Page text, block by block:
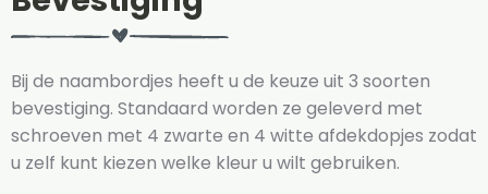
Bij de naambordjes heeft u de keuze uit 3 soorten
bevestiging. Standaard worden ze geleverd met
schroeven met 4 zwarte en 4 witte afdekdopjes zodat
u zelf kunt kiezen welke kleur u wilt gebruiken.